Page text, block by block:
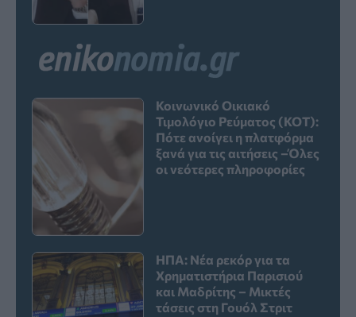
Κοινωνικό Οικιακό
Τιμολόγιο Ρεύματος (ΚΟΤ):
Πότε ανοίγει η πλατφόρμα
ξανά για τις αιτήσεις –Όλες
οι νεότερες πληροφορίες
ΗΠΑ: Νέα ρεκόρ για τα
Χρηματιστήρια Παρισιού
και Μαδρίτης – Μικτές
τάσεις στη Γουόλ Στριτ